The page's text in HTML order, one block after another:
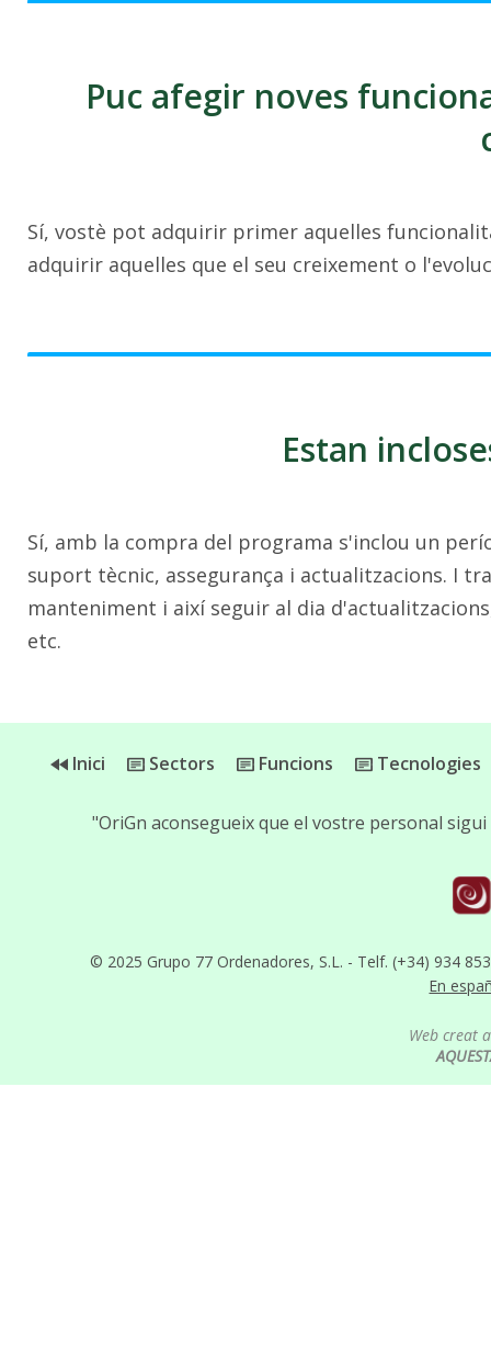
Puc afegir noves
Sí, vostè pot adquirir primer aquelles
adquirir aquelles que el seu creixement o
Estan
Sí, amb la compra del programa s'inclou un
suport tècnic, assegurança i actualitzacions. I
manteniment i així seguir al dia
etc.
Inici Sectors Funcions Tecnologies
© 2025 Grupo 77 Ordenadores, S.L. - Telf. (+34) 934
En
"OriGn aconsegueix que el vostre personal
Web creat